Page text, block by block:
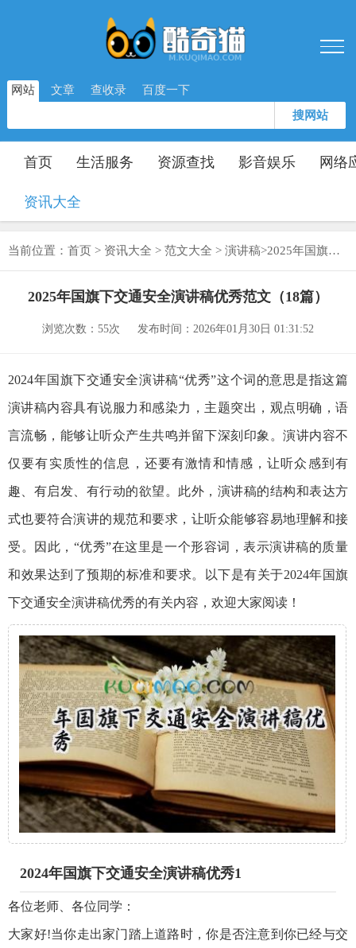
网站 文章 查收录 百度一下
搜网站
首页 生活服务 资源查找 影音娱乐 网络
资讯大全
当前位置： 首页 > 资讯大全 > 范文大全 > 演讲稿>2025年国旗下交通安全演讲稿优秀范文（18篇）
2025年国旗下交通安全演讲稿优秀范文（18篇）
浏览次数：55次 发布时间：2026年01月30日 01:31:52
2024年国旗下交通安全演讲稿“优秀”这个词的意思是指这篇
演讲稿内容具有说服力和感染力，主题突出，观点明确，语
言流畅，能够让听众产生共鸣并留下深刻印象。演讲内容不
仅要有实质性的信息，还要有激情和情感，让听众感到有
趣、有启发、有行动的欲望。此外，演讲稿的结构和表达方
式也要符合演讲的规范和要求，让听众能够容易地理解和接
受。因此，“优秀”在这里是一个形容词，表示演讲稿的质量
和效果达到了预期的标准和要求。以下是有关于2024年国旗
下交通安全演讲稿优秀的有关内容，欢迎大家阅读！
2024年国旗下交通安全演讲稿优秀1
各位老师、各位同学：
大家好!当你走出家门踏上道路时，你是否注意到你已经与交